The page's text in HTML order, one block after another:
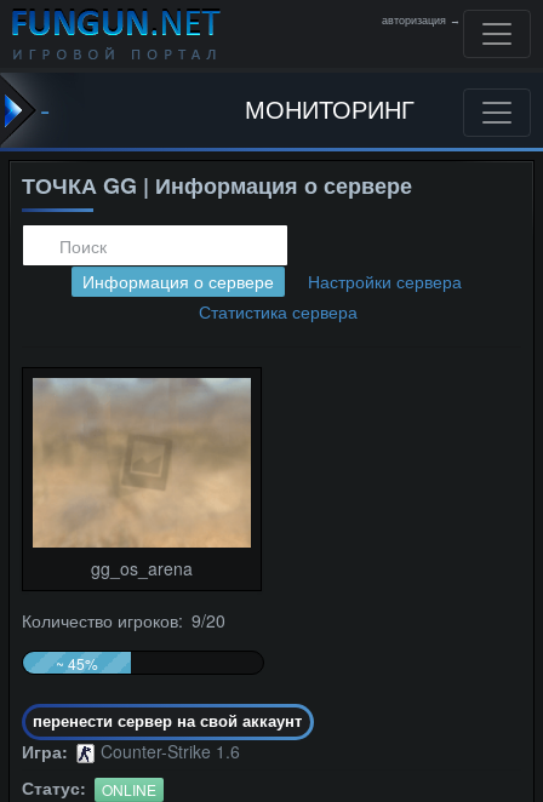
авторизация →
- МОНИТОРИНГ
ТОЧКА GG | Информация о сервере
Информация о сервере
Настройки сервера
Статистика сервера
gg_os_arena
Количество игроков: 9/20
~ 45%
перенести сервер на свой аккаунт
Игра:
Counter-Strike 1.6
Статус:
ONLINE